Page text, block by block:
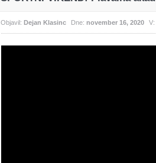
Objavil:Dejan Klasinc Dne:november 16, 2020